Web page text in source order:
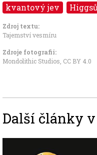
kvantový jev
Zdroj textu:
Tajemství vesmíru
Zdroje fotografii:
Mondolithic Studios CC BY 4.0
Další články